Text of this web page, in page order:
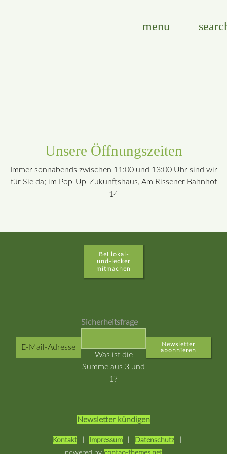
menu
Unsere Öffnungszeiten
Immer sonnabends zwischen 11:00 und 13:00 Uhr sind wir
für Sie da; im Pop-Up-Zukunftshaus, Am Rissener Bahnhof
14
Bei lokal-
und-lecker
mitmachen
Sicherheitsfrage
Was ist die
Summe aus 3 und
1?
Abonnieren
Newsletter kündigen
Kontakt Impressum
Datenschutz